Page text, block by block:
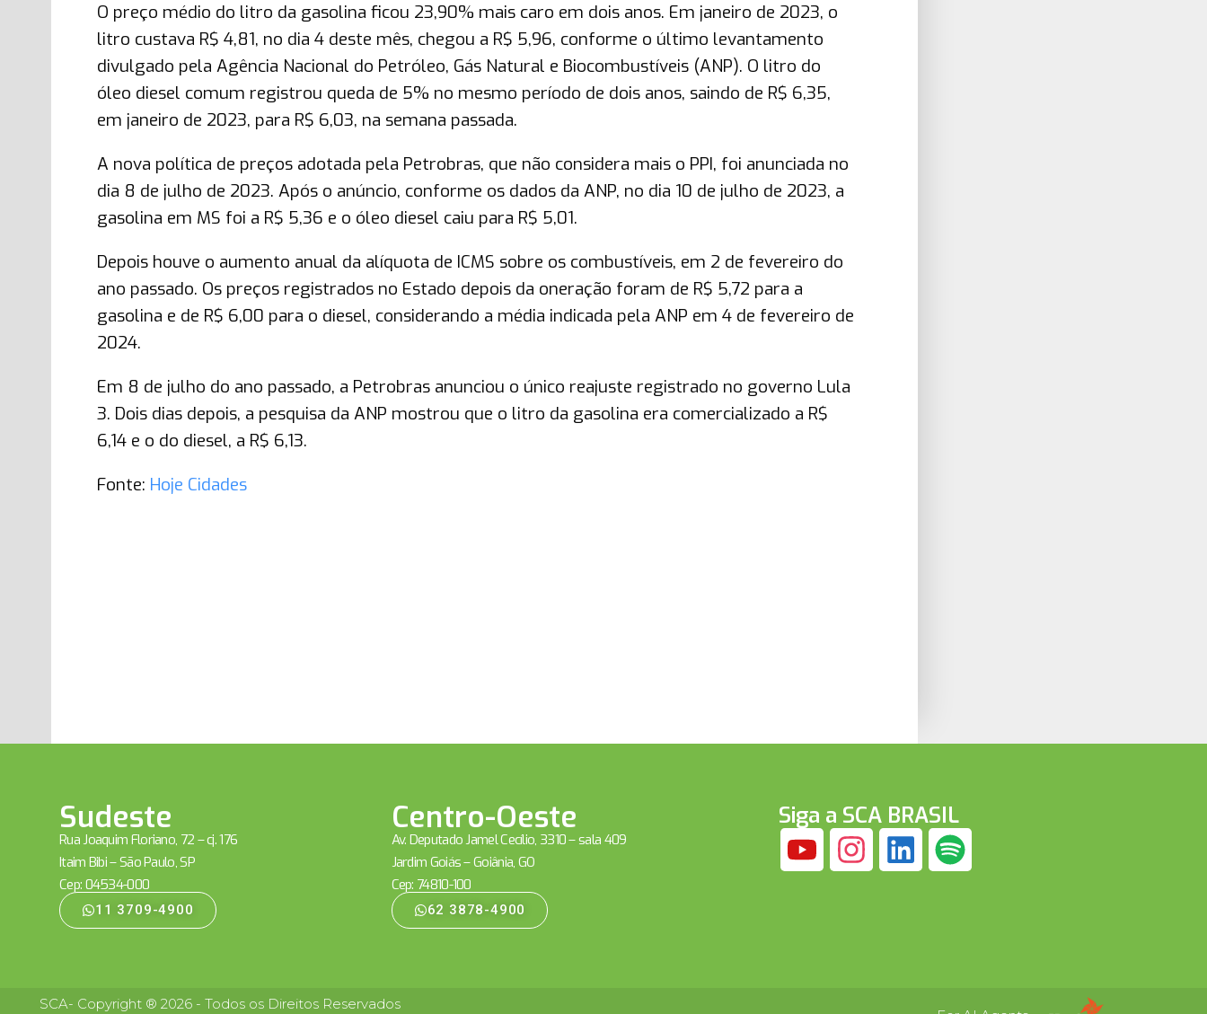
O preço médio do litro da gasolina ficou 23,90% mais caro em dois anos. Em janeiro de 2023, o
litro custava R$ 4,81, no dia 4 deste mês, chegou a R$ 5,96, conforme o último levantamento
divulgado pela Agência Nacional do Petróleo, Gás Natural e Biocombustíveis (ANP). O litro do
óleo diesel comum registrou queda de 5% no mesmo período de dois anos, saindo de R$ 6,35,
em janeiro de 2023, para R$ 6,03, na semana passada.
A nova política de preços adotada pela Petrobras, que não considera mais o PPI, foi anunciada no
dia 8 de julho de 2023. Após o anúncio, conforme os dados da ANP, no dia 10 de julho de 2023, a
gasolina em MS foi a R$ 5,36 e o óleo diesel caiu para R$ 5,01.
Depois houve o aumento anual da alíquota de ICMS sobre os combustíveis, em 2 de fevereiro do
ano passado. Os preços registrados no Estado depois da oneração foram de R$ 5,72 para a
gasolina e de R$ 6,00 para o diesel, considerando a média indicada pela ANP em 4 de fevereiro de
2024.
Em 8 de julho do ano passado, a Petrobras anunciou o único reajuste registrado no governo Lula
3. Dois dias depois, a pesquisa da ANP mostrou que o litro da gasolina era comercializado a R$
6,14 e o do diesel, a R$ 6,13.
Fonte: Hoje Cidades
Sudeste
Rua Joaquim Floriano, 72 – cj. 176
Itaim Bibi – São Paulo, SP
Cep: 04534-000
11 3709-4900
Centro-Oeste
Av. Deputado Jamel Cecílio, 3310 – sala 409
Jardim Goiás – Goiânia, GO
Cep: 74810-100
62 3878-4900
Siga a SCA BRASIL
SCA- Copyright ® 2026 - Todos os Direitos Reservados